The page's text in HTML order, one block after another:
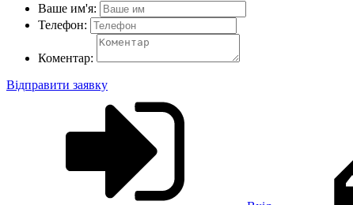
Ваше им'я:
Телефон:
Коментар:
Відправити заявку